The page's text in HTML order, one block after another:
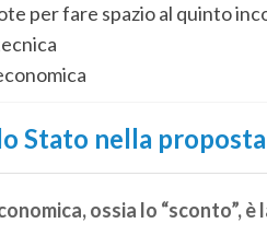
per fare spazio al quinto
Stato nella
ossia lo “sconto”, è